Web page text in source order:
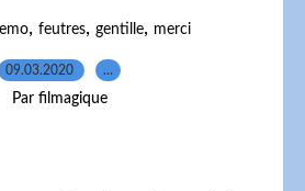
, feutres, gentille, merci
09.03.2020 …
Par filmagique